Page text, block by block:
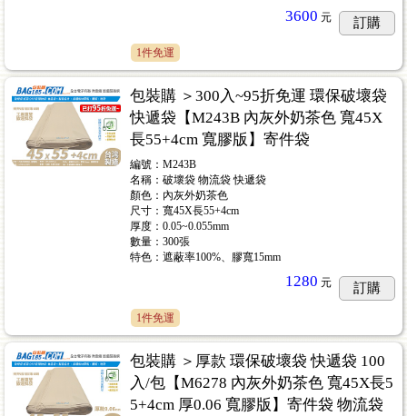
3600 元 訂購
1件免運
包裝購 ＞300入~95折免運 環保破壞袋
快遞袋【M243B 內灰外奶茶色 寬45X
長55+4cm 寬膠版】寄件袋
編號：M243B
名稱：破壞袋 物流袋 快遞袋
顏色：內灰外奶茶色
尺寸：寬45X長55+4cm
厚度：0.05~0.055mm
數量：300張
特色：遮蔽率100%、膠寬15mm
1280 元 訂購
1件免運
包裝購 ＞厚款 環保破壞袋 快遞袋 100
入/包【M6278 內灰外奶茶色 寬45X長5
5+4cm 厚0.06 寬膠版】寄件袋 物流袋